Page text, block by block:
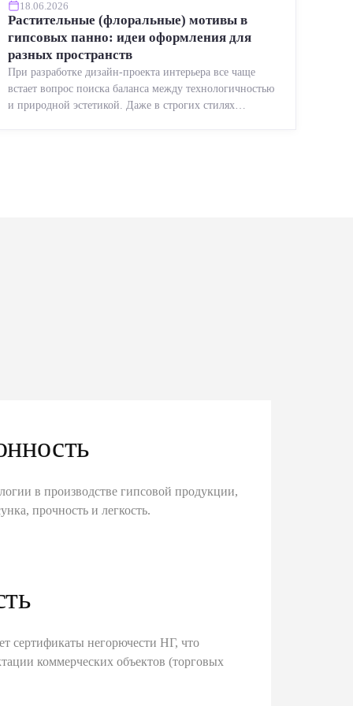
18.06.2026
Растительные (флоральные) мотивы в
гипсовых панно: идеи оформления для
разных пространств
При разработке дизайн-проекта интерьера все чаще
встает вопрос поиска баланса между технологичностью
и природной эстетикой. Даже в строгих стилях
в производстве гипсовой продукции,
прочность и легкость.
сертификаты негорючести НГ, что
коммерческих объектов (торговых